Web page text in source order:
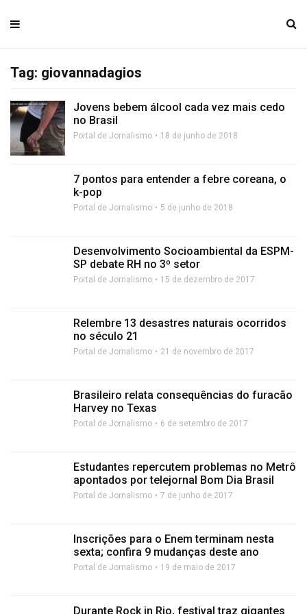
Tag: giovannadagios
Jovens bebem álcool cada vez mais cedo
no Brasil
Portal de Jornalismo 18 de junho de 2018
7 pontos para entender a febre coreana, o
k-pop
Portal de Jornalismo 5 de junho de 2018
Desenvolvimento Socioambiental da ESPM-
SP debate RH no 3º setor
Portal de Jornalismo 15 de dezembro de 2017
Relembre 13 desastres naturais ocorridos
no século 21
Portal de Jornalismo 21 de novembro de 2017
Brasileiro relata consequências do furacão
Harvey no Texas
Portal de Jornalismo 6 de setembro de 2017
Estudantes repercutem problemas no Metrô
apontados por telejornal Bom Dia Brasil
Portal de Jornalismo 7 de junho de 2017
Inscrições para o Enem terminam nesta
sexta; confira 9 mudanças deste ano
Portal de Jornalismo 19 de maio de 2017
Durante Rock in Rio, festival traz gigantes